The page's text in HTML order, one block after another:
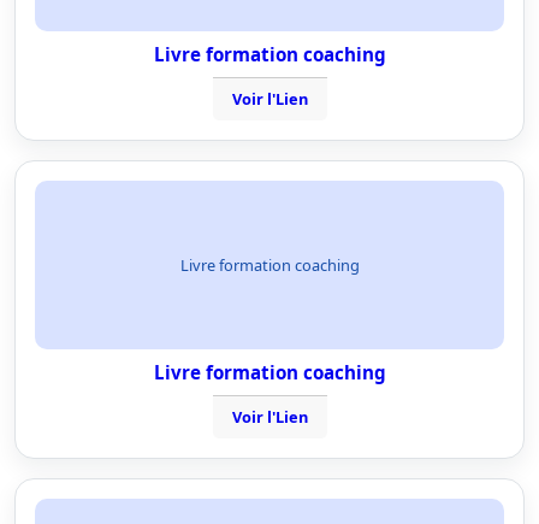
Livre formation coaching
Voir l'Lien
Livre formation coaching
Livre formation coaching
Voir l'Lien